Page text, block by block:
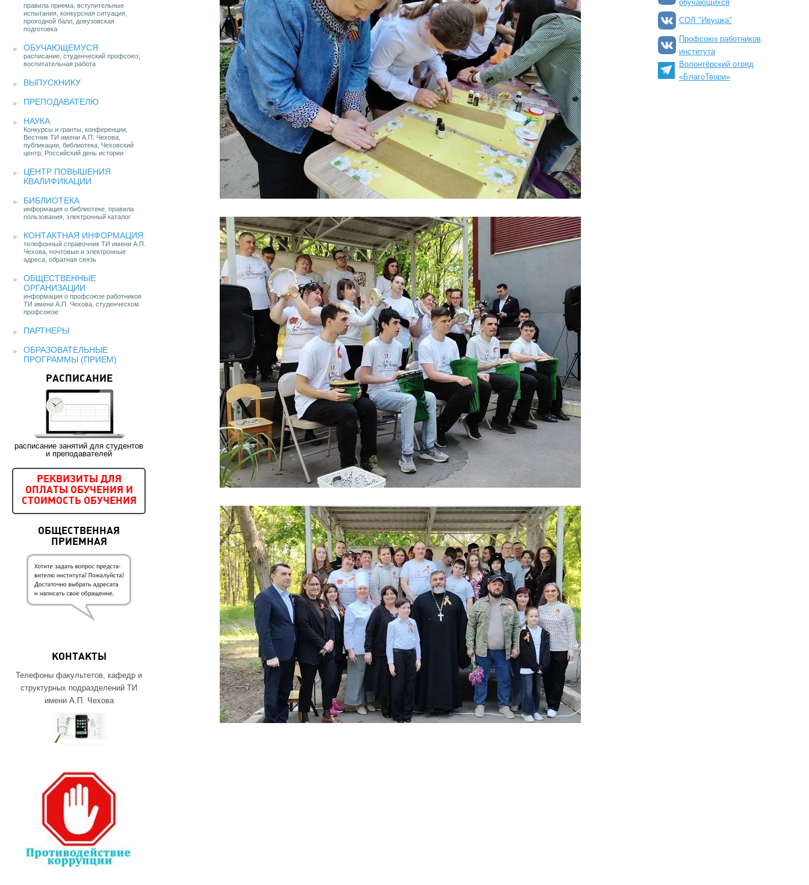
правила приема, вступительные
испытания, конкурсная ситуация,
проходной балл, довузовская
подготовка
ОБУЧАЮЩЕМУСЯ
расписание, студенческий профсоюз,
воспитательная работа
ВЫПУСКНИКУ
ПРЕПОДАВАТЕЛЮ
НАУКА
Конкурсы и гранты, конференции,
Вестник ТИ имени А.П. Чехова,
публикации, библиотека, Чеховский
центр, Российский день истории
ЦЕНТР ПОВЫШЕНИЯ
КВАЛИФИКАЦИИ
БИБЛИОТЕКА
информация о библиотеке, правила
пользования, электронный каталог
КОНТАКТНАЯ ИНФОРМАЦИЯ
телефонный справочник ТИ имени А.П.
Чехова, почтовые и электронные
адреса, обратная связь
ОБЩЕСТВЕННЫЕ
ОРГАНИЗАЦИИ
информация о профсоюзе работников
ТИ имени А.П. Чехова, студенческом
профсоюзе
ПАРТНЕРЫ
ОБРАЗОВАТЕЛЬНЫЕ
ПРОГРАММЫ (ПРИЕМ)
РАСПИСАНИЕ
расписание занятий для студентов
и преподавателей
РЕКВИЗИТЫ ДЛЯ
ОПЛАТЫ ОБУЧЕНИЯ И
СТОИМОСТЬ ОБУЧЕНИЯ
ОБЩЕСТВЕННАЯ
ПРИЕМНАЯ
КОНТАКТЫ
Телефоны факультетов, кафедр и
структурных подразделений ТИ
имени А.П. Чехова
обучающихся
СОЛ "Ивушка"
Профсоюз работников
института
Волонтёрский отряд
«БлагоТвори»